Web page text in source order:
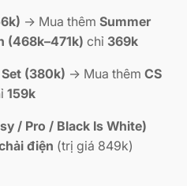
→ Mua thêm Summer
(468k–471k) chỉ 369k
(380k) → Mua thêm CS
159k
/ Pro / Black Is White)
điện (trị giá 849k)